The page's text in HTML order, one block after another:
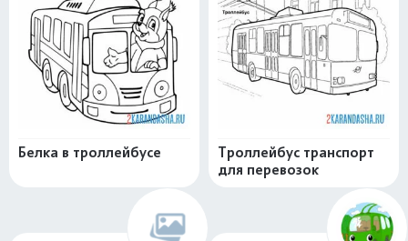
Белка в троллейбусе
Троллейбус транспорт
для перевозок